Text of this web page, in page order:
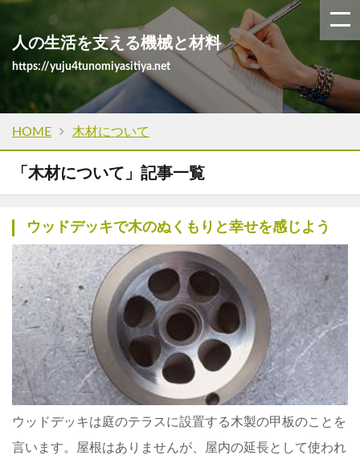
人の生活を支える機械と材料
https://yuju4tunomiyasitiya.net
HOME 木材について
「木材について」記事一覧
ウッドデッキで木のぬくもりと幸せを感じよう
ウッドデッキは庭のテラスに設置する木製の甲板のことを
言います。屋根はありませんが、屋内の延長として使われ